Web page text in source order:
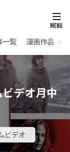
一覧 漫画作品
デオ月中
ビデオ